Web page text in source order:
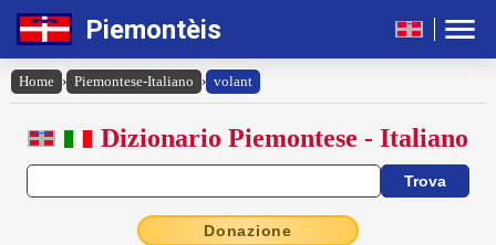
Piemontèis
Home › Piemontese-Italiano › volant
Dizionario Piemontese - Italiano
Donazione